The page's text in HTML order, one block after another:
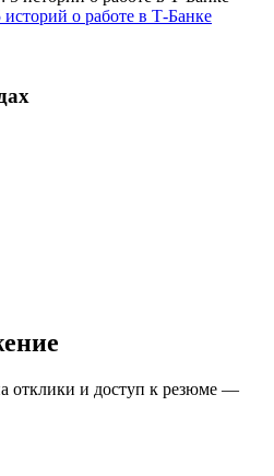
о работе в Т-Банке
отклики и доступ к резюме —